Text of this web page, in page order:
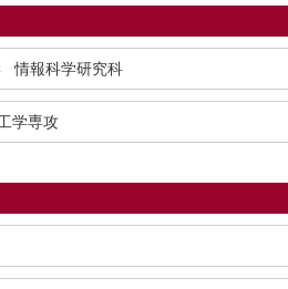
情報科学研究科
学専攻